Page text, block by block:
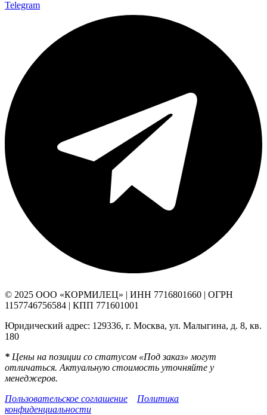
Telegram
© 2025 ООО «КОРМИЛЕЦ» | ИНН 7716801660 | ОГРН
1157746756584 | КПП 771601001
Юридический адрес: 129336, г. Москва, ул. Малыгина, д. 8, кв.
180
* Цены на позиции со статусом «Под заказ» могут
отличаться. Актуальную стоимость уточняйте у
менеджеров.
Пользовательское соглашение
Политика
конфиденциальности